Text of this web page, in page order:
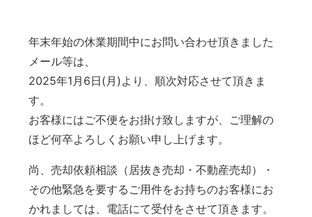
年末年始の休業期間中にお問い合わせ頂きました
メール等は、
2025年1月6日(月)より、順次対応させて頂きま
す。
お客様にはご不便をお掛け致しますが、ご理解の
ほど何卒よろしくお願い申し上げます。
尚、売却依頼相談（居抜き売却・不動産売却）・
その他緊急を要するご用件をお持ちのお客様にお
かれましては、電話にて受付をさせて頂きます。